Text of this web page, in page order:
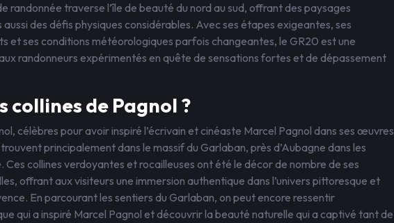
randonnée traverse l’île de beauté du nord au sud, offrant des paysages
des défis physiques considérables. Avec ses étapes exigeantes, ses
et ses conditions météorologiques parfois changeantes, le GR20 est une
randonneurs expérimentés en quête de sensations fortes et de dépassement
collines de Pagnol ?
célèbres pour avoir inspiré l’écrivain et cinéaste Marcel Pagnol dans ses œuvres
principalement dans le massif du Garlaban, près d’Aubagne dans les
Ces collines verdoyantes et rocailleuses ont été le décor de nombre de ses
offrant aux visiteurs une immersion authentique dans l’univers pittoresque et
En parcourant les sentiers du Garlaban, on peut encore ressentir
qui a inspiré Marcel Pagnol et découvrir la beauté naturelle qui a captivé tant de